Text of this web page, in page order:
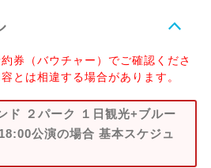
券（バウチャー）でご確認くださ
とは相違する場合があります。
ド ２パーク １日観光+ブルー
公演の場合 基本スケジュ